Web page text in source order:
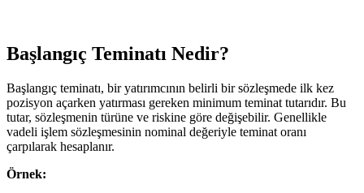
Başlangıç Teminatı Nedir?
Başlangıç teminatı, bir yatırımcının belirli bir sözleşmede ilk kez
pozisyon açarken yatırması gereken minimum teminat tutarıdır. Bu
tutar, sözleşmenin türüne ve riskine göre değişebilir. Genellikle
vadeli işlem sözleşmesinin nominal değeriyle teminat oranı
çarpılarak hesaplanır.
Örnek: